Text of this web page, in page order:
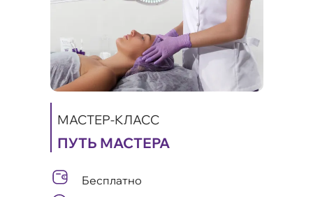
МАСТЕР-КЛАСС
ПУТЬ МАСТЕРА
Бесплатно